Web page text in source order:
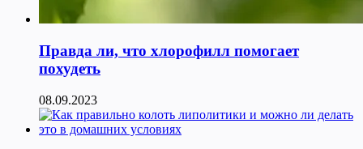
Правда ли, что хлорофилл помогает
похудеть
08.09.2023